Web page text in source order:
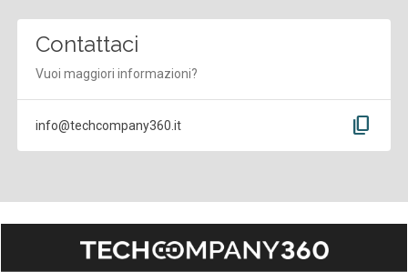
Contattaci
Vuoi maggiori informazioni?
info@techcompany360.it content_copy